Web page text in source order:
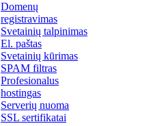
Domenų
registravimas
Svetainių talpinimas
El. paštas
Svetainių kūrimas
SPAM filtras
Profesionalus
hostingas
Serverių nuoma
SSL sertifikatai